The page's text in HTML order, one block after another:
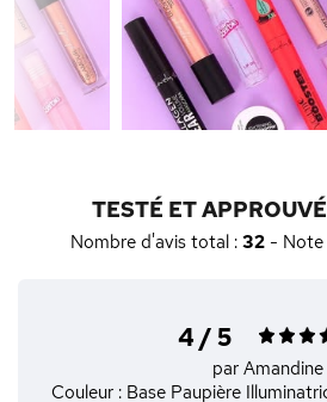
TESTÉ ET
Nombre d'avis total : 32 - Note
4 / 5
par Amandine
Couleur : Base Paupière